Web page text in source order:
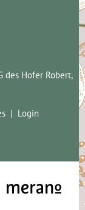
des Hofer Robert,
Login